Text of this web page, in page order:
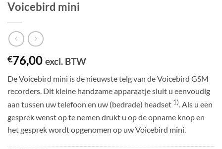
Voicebird mini
€76,00 excl. BTW
De Voicebird mini is de nieuwste telg van de Voicebird GSM
recorders. Dit kleine handzame apparaatje sluit u eenvoudig
aan tussen uw telefoon en uw (bedrade) headset 1). Als u een
gesprek wenst op te nemen drukt u op de opname knop en
het gesprek wordt opgenomen op uw Voicebird mini.